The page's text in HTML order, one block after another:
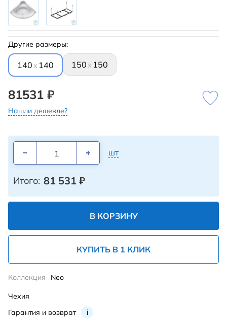
Другие размеры:
140 x 140 150 x 150
81531 ₽
Нашли дешевле?
шт
Итого: 81 531 ₽
В КОРЗИНУ
КУПИТЬ В 1 КЛИК
Гарантия и возврат i
Коллекция Neo
Чехия